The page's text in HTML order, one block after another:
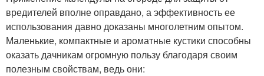
вредителей вполне оправдано, а эффективность ее
использования давно доказаны многолетним опытом.
Маленькие, компактные и ароматные кустики способны
оказать дачникам огромную пользу благодаря своим
полезным свойствам, ведь они: